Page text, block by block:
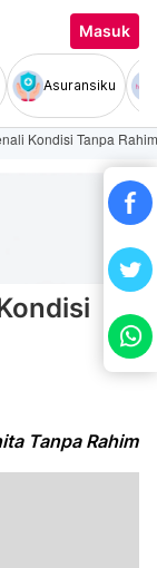
Masuk
Asuransiku
Kondisi Tanpa
Tanpa Rahim